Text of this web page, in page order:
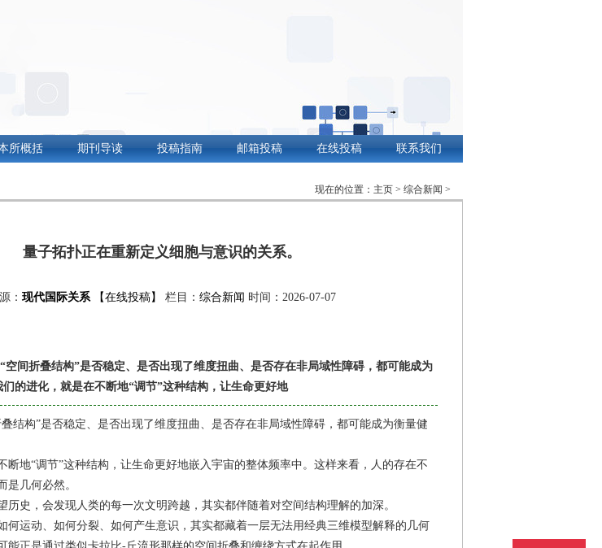
所概括 期刊导读 投稿指南 邮箱投稿 在线投稿 联系我们
现在的位置： 主页> 综合新闻 >
量子拓扑正在重新定义细胞与意识的关系。
： 现代国际关系 【在线投稿】 栏目： 综合新闻 时间：2026-07-07
空间折叠结构”是否稳定、是否出现了维度扭曲、是否存在非局域性障碍，都可能成为
的进化，就是在不断地“调节”这种结构，让生命更好地
结构”是否稳定、是否出现了维度扭曲、是否存在非局域性障碍，都可能成为衡量健
断地“调节”这种结构，让生命更好地嵌入宇宙的整体频率中。这样来看，人的存在不
是几何必然。
历史，会发现人类的每一次文明跨越，其实都伴随着对空间结构理解的加深。
何运动、如何分裂、如何产生意识，其实都藏着一层无法用经典三维模型解释的几何